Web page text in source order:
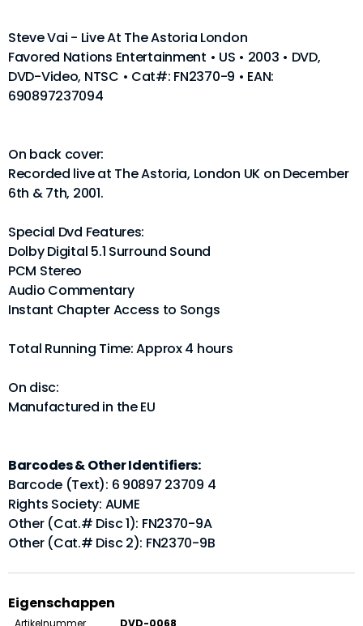
Steve Vai - Live At The Astoria London
Favored Nations Entertainment • US • 2003 • DVD,
DVD-Video, NTSC • Cat#: FN2370-9 • EAN:
690897237094
On back cover:
Recorded live at The Astoria, London UK on December
6th & 7th, 2001.
Special Dvd Features:
Dolby Digital 5.1 Surround Sound
PCM Stereo
Audio Commentary
Instant Chapter Access to Songs
Total Running Time: Approx 4 hours
On disc:
Manufactured in the EU
Barcodes & Other Identifiers:
Barcode (Text): 6 90897 23709 4
Rights Society: AUME
Other (Cat.# Disc 1): FN2370-9A
Other (Cat.# Disc 2): FN2370-9B
Eigenschappen
Artikelnummer DVD-0068